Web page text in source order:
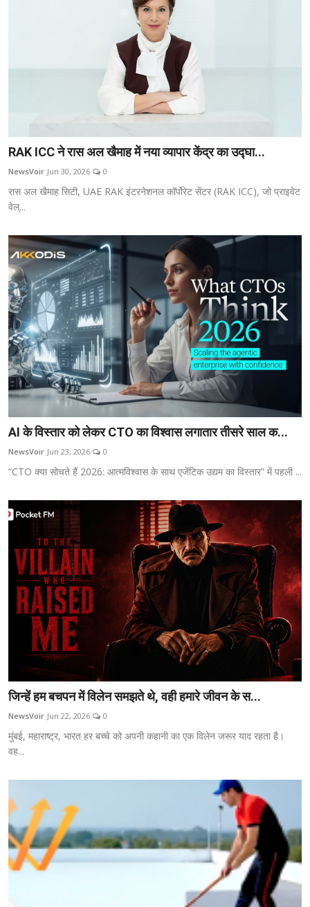
RAK ICC ने रास अल खैमाह में नया व्यापार केंद्र का उद्घा...
NewsVoir Jun 30, 2026 0
रास अल खैमाह सिटी, UAE RAK इंटरनेशनल कॉर्पोरेट सेंटर (RAK ICC), जो प्राइवेट
वेल्...
AI के विस्तार को लेकर CTO का विश्वास लगातार तीसरे साल क...
NewsVoir Jun 23, 2026 0
“CTO क्या सोचते हैं 2026: आत्मविश्वास के साथ एजेंटिक उद्यम का विस्तार” में पहली ...
जिन्हें हम बचपन में विलेन समझते थे, वही हमारे जीवन के स...
NewsVoir Jun 22, 2026 0
मुंबई, महाराष्ट्र, भारत हर बच्चे को अपनी कहानी का एक विलेन जरूर याद रहता है।
वह...